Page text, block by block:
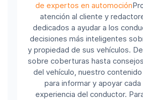
de expertos en automoción
atención al cliente y
dedicados a ayudar a los
decisiones más inteligentes
y propiedad de sus vehículos.
sobre coberturas hasta
del vehículo, nuestro
para informar y apoyar
experiencia del conductor.